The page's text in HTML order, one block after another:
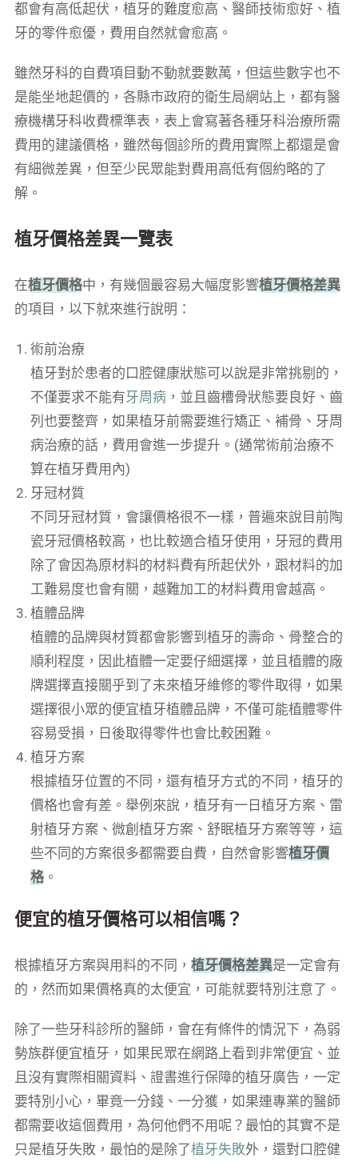
都會有高低起伏，植牙的難度愈高、醫師技術愈好、植
牙的零件愈優，費用自然就會愈高。
雖然牙科的自費項目動不動就要數萬，但這些數字也不
是能坐地起價的，各縣市政府的衛生局網站上，都有醫
療機構牙科收費標準表，表上會寫著各種牙科治療所需
費用的建議價格，雖然每個診所的費用實際上都還是會
有細微差異，但至少民眾能對費用高低有個約略的了
解。
植牙價格差異一覽表
在植牙價格中，有幾個最容易大幅度影響植牙價格差異
的項目，以下就來進行說明：
術前治療
植牙對於患者的口腔健康狀態可以說是非常挑剔的，
不僅要求不能有牙周病，並且齒槽骨狀態要良好、齒
列也要整齊，如果植牙前需要進行矯正、補骨、牙周
病治療的話，費用會進一步提升。(通常術前治療不
算在植牙費用內)
牙冠材質
不同牙冠材質，會讓價格很不一樣，普遍來說目前陶
瓷牙冠價格較高，也比較適合植牙使用，牙冠的費用
除了會因為原材料的材料費有所起伏外，跟材料的加
工難易度也會有關，越難加工的材料費用會越高。
植體品牌
植體的品牌與材質都會影響到植牙的壽命、骨整合的
順利程度，因此植體一定要仔細選擇，並且植體的廠
牌選擇直接關乎到了未來植牙維修的零件取得，如果
選擇很小眾的便宜植牙植體品牌，不僅可能植體零件
容易受損，日後取得零件也會比較困難。
植牙方案
根據植牙位置的不同，還有植牙方式的不同，植牙的
價格也會有差。舉例來說，植牙有一日植牙方案、雷
射植牙方案、微創植牙方案、舒眠植牙方案等等，這
些不同的方案很多都需要自費，自然會影響植牙價
格。
便宜的植牙價格可以相信嗎？
根據植牙方案與用料的不同， 植牙價格差異是一定會有
的，然而如果價格真的太便宜，可能就要特別注意了。
除了一些牙科診所的醫師，會在有條件的情況下，為弱
勢族群便宜植牙，如果民眾在網路上看到非常便宜、並
且沒有實際相關資料、證書進行保障的植牙廣告，一定
要特別小心，畢竟一分錢、一分獲，如果連專業的醫師
都需要收這個費用，為何他們不用呢？最怕的其實不是
只是植牙失敗，最怕的是除了植牙失敗外，還對口腔健